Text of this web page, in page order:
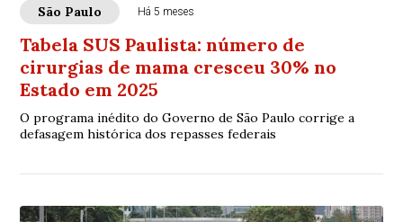
São Paulo Há 5 meses
Tabela SUS Paulista: número de
cirurgias de mama cresceu 30% no
Estado em 2025
O programa inédito do Governo de São Paulo corrige a
defasagem histórica dos repasses federais